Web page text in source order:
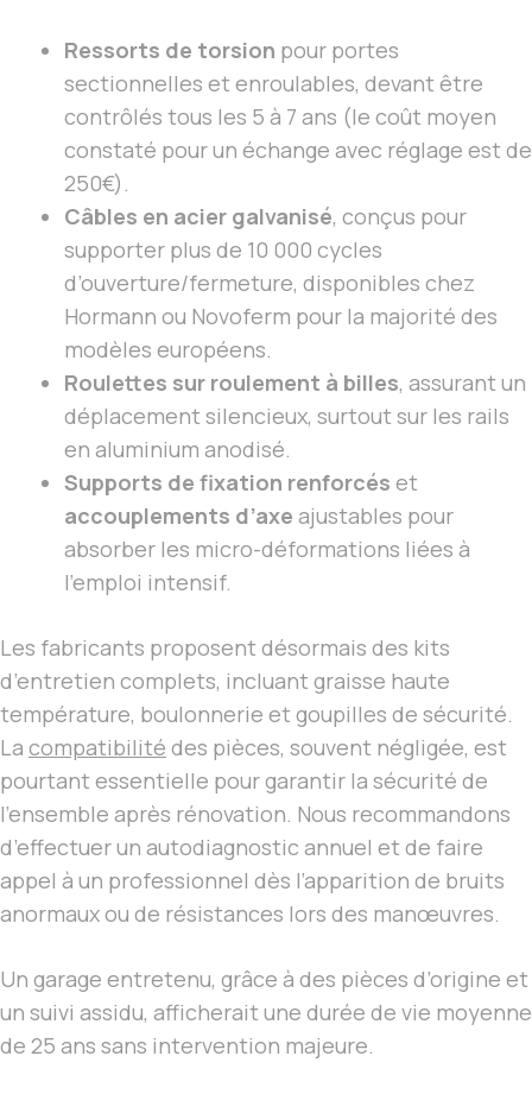
Ressorts de torsion pour portes
sectionnelles et enroulables, devant être
contrôlés tous les 5 à 7 ans (le coût moyen
constaté pour un échange avec réglage est de
250€).
Câbles en acier galvanisé, conçus pour
supporter plus de 10 000 cycles
d’ouverture/fermeture, disponibles chez
Hormann ou Novoferm pour la majorité des
modèles européens.
Roulettes sur roulement à billes, assurant un
déplacement silencieux, surtout sur les rails
en aluminium anodisé.
Supports de fixation renforcés et
accouplements d’axe ajustables pour
absorber les micro-déformations liées à
l’emploi intensif.
Les fabricants proposent désormais des kits
d’entretien complets, incluant graisse haute
température, boulonnerie et goupilles de sécurité.
La compatibilité des pièces, souvent négligée, est
pourtant essentielle pour garantir la sécurité de
l’ensemble après rénovation. Nous recommandons
d’effectuer un autodiagnostic annuel et de faire
appel à un professionnel dès l’apparition de bruits
anormaux ou de résistances lors des manœuvres.
Un garage entretenu, grâce à des pièces d’origine et
un suivi assidu, afficherait une durée de vie moyenne
de 25 ans sans intervention majeure.